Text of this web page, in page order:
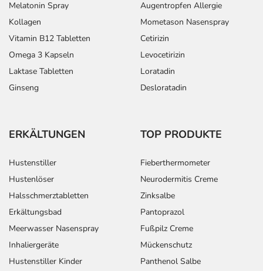
Anwendung vergessen?
Führen Sie die Anwendung durch, sobald Sie daran
denken und halten Sie dann Ihren Zeitplan ein.
Generell gilt: Achten Sie vor allem bei Säuglingen,
Kleinkindern und älteren Menschen auf eine
gewissenhafte Dosierung. Im Zweifelsfalle fragen Sie
Angaben der Packungsbeilage abweichen. Da der Arzt sie
individuell abstimmt, sollten Sie das Arzneimittel daher
nach seinen Anweisungen anwenden.
Aufbewahrung
Das Arzneimittel muss vor Hitze geschützt aufbewahrt
Melatonin Spray
Kollagen
Vitamin B12 Tabletten
Omega 3 Kapseln
Laktase Tabletten
Ginseng
Augentropfen Allergie
Mometason Nasenspray
Cetirizin
Levocetirizin
Loratadin
Desloratadin
ERKÄLTUNGEN
Hustenstiller
Hustenlöser
Halsschmerztabletten
Erkältungsbad
Meerwasser Nasenspray
Inhaliergeräte
Hustenstiller Kinder
TOP PRODUKTE
Fieberthermometer
Neurodermitis Creme
Zinksalbe
Pantoprazol
Fußpilz Creme
Mückenschutz
Panthenol Salbe